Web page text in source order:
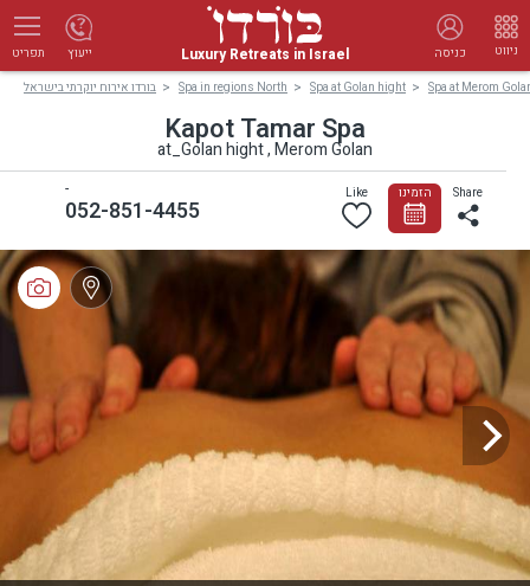
תפריט Luxury Retreats in Israel כניסה ניווט ייעוץ
בורדו אירוח יוקרתי בישראל Spa in regions North Spa at Golan hight Spa at Merom
Kapot Tamar Spa
at_Golan hight , Merom Golan
Share
Like הזמינו
052-851-4455
-